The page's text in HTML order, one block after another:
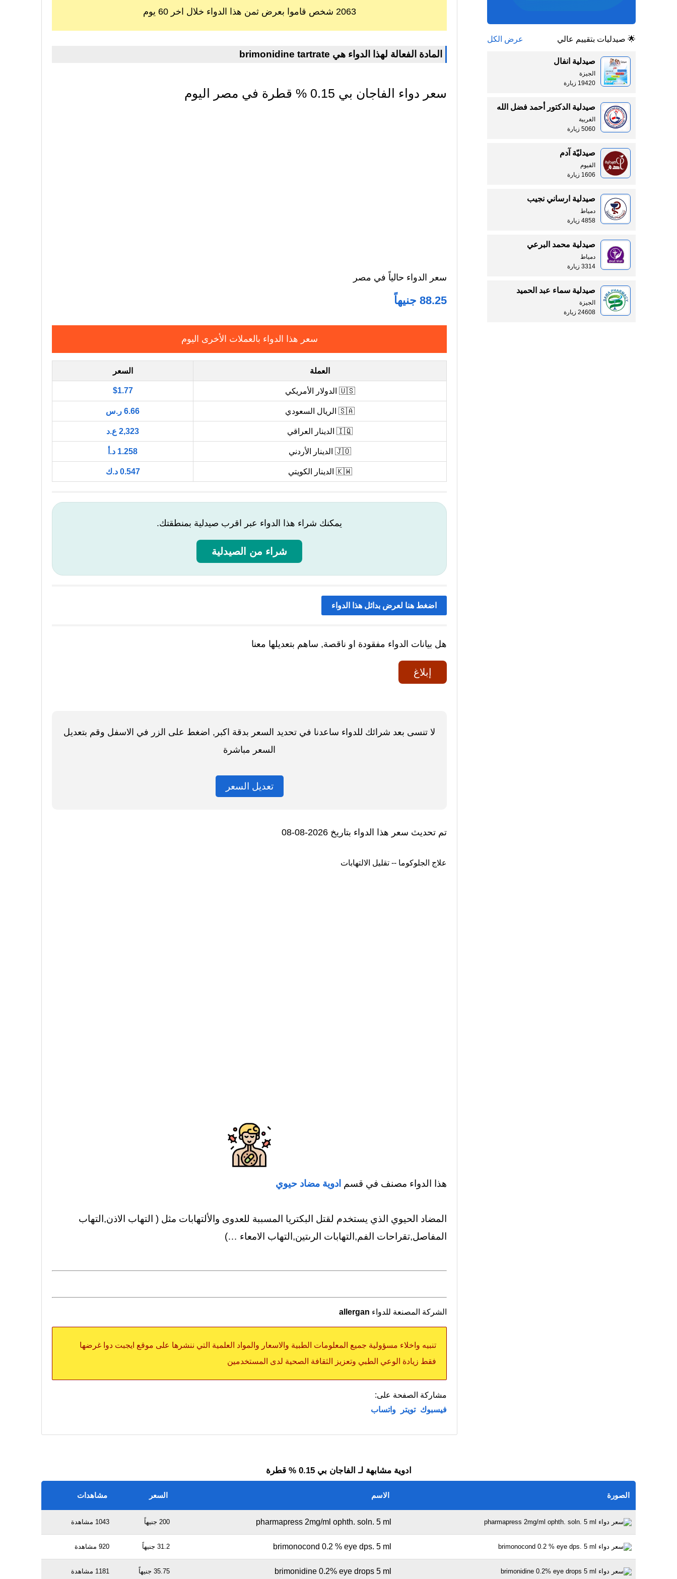
2063 شخص قاموا بعرض ثمن هذا الدواء خلال اخر 60 يوم
brimonidine tartrate المادة الفعالة لهذا الدواء هي
سعر دواء الفاجان بي 0.15 % قطرة في مصر اليوم
سعر الدواء حالياً في مصر
88.25 جنيهاً
سعر هذا الدواء بالعملات الأخرى اليوم
العملة السعر
🇺🇸 الدولار الأمريكي $1.77
🇸🇦 الريال السعودي 6.66 ر.س
🇮🇶 الدينار العراقي 2,323 ع.د
🇯🇴 الدينار الأردني 1.258 د.أ
🇰🇼 الدينار الكويتي 0.547 د.ك
يمكنك شراء هذا الدواء عبر اقرب صيدلية بمنطقتك.
شراء من الصيدلية
اضغط هنا لعرض بدائل هذا الدواء
هل بيانات الدواء مفقودة او ناقصة, ساهم بتعديلها معنا
إبلاغ
لا تنسى بعد شرائك للدواء ساعدنا في تحديد السعر بدقة اكبر, اضغط على الزر في الاسفل وقم بتعديل
السعر مباشرة
تعديل السعر
تم تحديث سعر هذا الدواء بتاريخ 2026-08-08
علاج الجلوكوما -- تقليل الالتهابات
هذا الدواء مصنف في قسم ادوية مضاد حيوي
المضاد الحيوي الذي يستخدم لقتل البكتريا المسببة للعدوى والألتهابات مثل ( التهاب الاذن,التهاب
المفاصل,تقراحات الفم,التهابات الرىتين,التهاب الامعاء …)
الشركة المصنعة للدواء allergan
تنبيه واخلاء مسؤولية جميع المعلومات الطبية والاسعار والمواد العلمية التي ننشرها على موقع ايجبت دوا غرضها
فقط زيادة الوعي الطبي وتعزيز الثقافة الصحية لدى المستخدمين
مشاركة الصفحة على:
فيسبوك تويتر واتساب
🌟 صيدليات بتقييم عالي عرض الكل
صيدلية انفال
الجيزة
19420 زيارة
صيدلية الدكتور أحمد فضل الله
الغربية
5060 زيارة
صيدليّة آدم
الفيوم
1606 زيارة
صيدلية ارساني نجيب
دمياط
4858 زيارة
صيدلية محمد البرعي
دمياط
3314 زيارة
صيدلية سماء عبد الحميد
الجيزة
24608 زيارة
ادوية مشابهة لـ الفاجان بي 0.15 % قطرة
الصورة الاسم السعر مشاهدات
pharmapress 2mg/ml ophth. soln. 5 ml 200 جنيهاً 1043 مشاهدة
brimonocond 0.2 % eye dps. 5 ml 31.2 جنيهاً 920 مشاهدة
brimonidine 0.2% eye drops 5 ml 35.75 جنيهاً 1181 مشاهدة